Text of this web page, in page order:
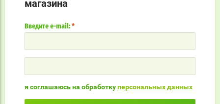
магазина
Введите e-mail: *
я соглашаюсь на обработкуперсональных данных